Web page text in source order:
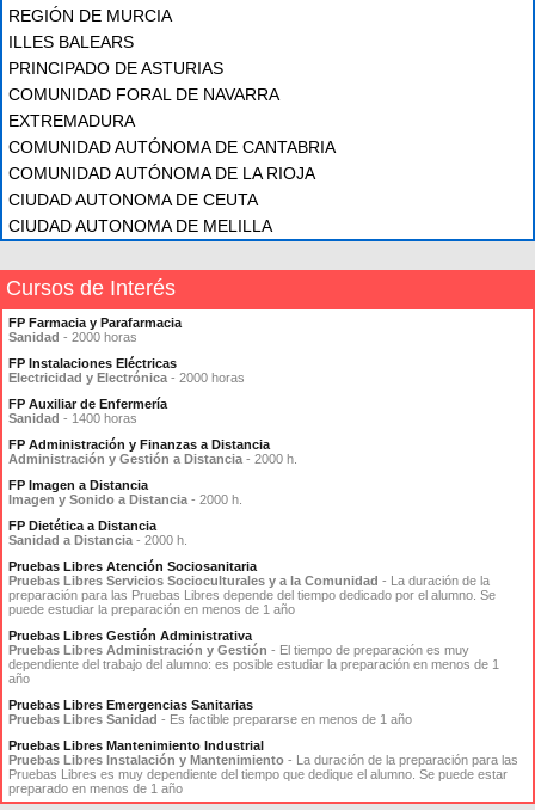
REGIÓN DE MURCIA
ILLES BALEARS
PRINCIPADO DE ASTURIAS
COMUNIDAD FORAL DE NAVARRA
EXTREMADURA
COMUNIDAD AUTÓNOMA DE CANTABRIA
COMUNIDAD AUTÓNOMA DE LA RIOJA
CIUDAD AUTONOMA DE CEUTA
CIUDAD AUTONOMA DE MELILLA
Cursos de Interés
FP Farmacia y Parafarmacia
Sanidad - 2000 horas
FP Instalaciones Eléctricas
Electricidad y Electrónica - 2000 horas
FP Auxiliar de Enfermería
Sanidad - 1400 horas
FP Administración y Finanzas a Distancia
Administración y Gestión a Distancia - 2000 h.
FP Imagen a Distancia
Imagen y Sonido a Distancia - 2000 h.
FP Dietética a Distancia
Sanidad a Distancia - 2000 h.
Pruebas Libres Atención Sociosanitaria
Pruebas Libres Servicios Socioculturales y a la Comunidad - La duración de la
preparación para las Pruebas Libres depende del tiempo dedicado por el alumno. Se
puede estudiar la preparación en menos de 1 año
Pruebas Libres Gestión Administrativa
Pruebas Libres Administración y Gestión - El tiempo de preparación es muy
dependiente del trabajo del alumno: es posible estudiar la preparación en menos de 1
año
Pruebas Libres Emergencias Sanitarias
Pruebas Libres Sanidad - Es factible prepararse en menos de 1 año
Pruebas Libres Mantenimiento Industrial
Pruebas Libres Instalación y Mantenimiento - La duración de la preparación para las
Pruebas Libres es muy dependiente del tiempo que dedique el alumno. Se puede estar
preparado en menos de 1 año